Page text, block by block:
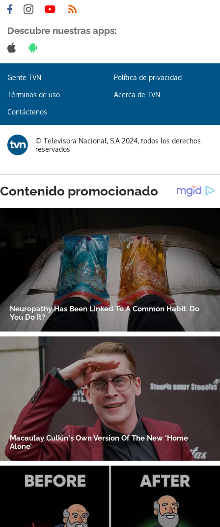
Descubre nuestras apps:
Gente TVN Política de privacidad
Términos de uso Acerca de TVN
Contáctenos
© Televisora Nacional, S.A 2024, todos los derechos
reservados